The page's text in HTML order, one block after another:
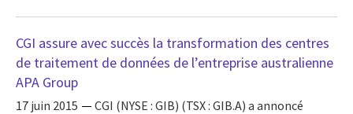
CGI assure avec succès la transformation des centres
de traitement de données de l’entreprise australienne
APA Group
17 juin 2015
CGI (NYSE : GIB) (TSX : GIB.A) a annoncé